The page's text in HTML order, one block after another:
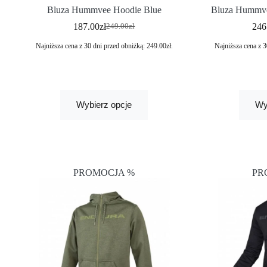
Bluza Hummvee Hoodie Blue
249.00zł
187.00zł
Najniższa cena z 30 dni przed obniżką: 249.00zł.
Wybierz opcje
Bluza
Najniższa cena z
PROMOCJA %